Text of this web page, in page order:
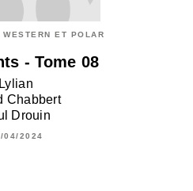
ET POLAR
- Tome 08
Lylian
Chabbert
Drouin
04/2024